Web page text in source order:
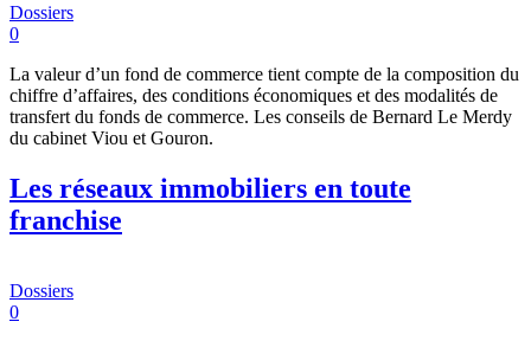
Dossiers
0
La valeur d’un fond de commerce tient compte de la composition du
chiffre d’affaires, des conditions économiques et des modalités de
transfert du fonds de commerce. Les conseils de Bernard Le Merdy
du cabinet Viou et Gouron.
Les réseaux immobiliers en toute
franchise
Dossiers
0